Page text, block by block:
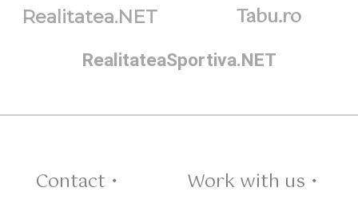
Realitatea.NET Tabu.ro
RealitateaSportiva.NET
Contact • Work with us •